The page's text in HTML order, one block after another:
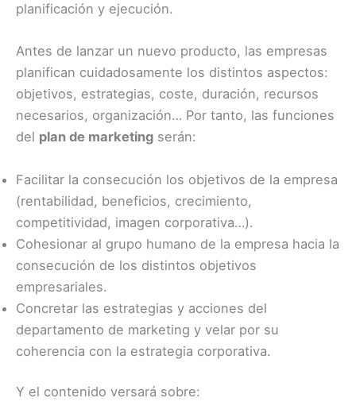
planificación y ejecución.
Antes de lanzar un nuevo producto, las empresas
planifican cuidadosamente los distintos aspectos:
objetivos, estrategias, coste, duración, recursos
necesarios, organización… Por tanto, las funciones
del plan de marketing serán:
Facilitar la consecución los objetivos de la empresa
(rentabilidad, beneficios, crecimiento,
competitividad, imagen corporativa…).
Cohesionar al grupo humano de la empresa hacia la
consecución de los distintos objetivos
empresariales.
Concretar las estrategias y acciones del
departamento de marketing y velar por su
coherencia con la estrategia corporativa.
Y el contenido versará sobre: